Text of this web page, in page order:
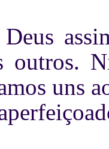
outros.
uns